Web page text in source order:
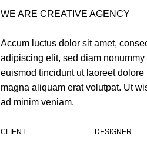
WE ARE CREATIVE AGENCY
Accum luctus dolor sit amet,
adipiscing elit, sed diam nonummy
euismod tincidunt ut laoreet dolore
magna aliquam erat volutpat. Ut
ad minim veniam.
CLIENT DESIGNER